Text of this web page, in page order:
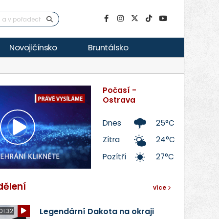
Novojičínsko Bruntálsko
Přehrát
video
Počasí -
Ostrava
Dnes
25°C
Zítra
24°C
Pozítří
27°C
více
Legendární Dakota na okraji